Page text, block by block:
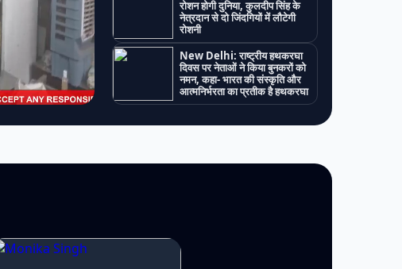
रोशन होगी दुनिया, कुलदीप सिंह के
नेत्रदान से दो जिंदगियों में लौटेगी
रोशनी
New Delhi: राष्ट्रीय हथकरघा
दिवस पर नेताओं ने किया बुनकरों को
नमन, कहा- भारत की संस्कृति और
आत्मनिर्भरता का प्रतीक है हथकरघा